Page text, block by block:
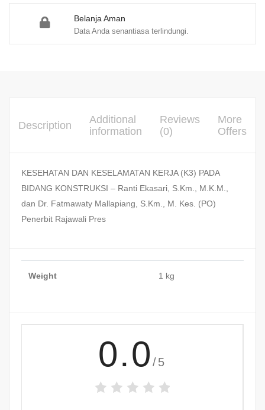
Belanja Aman
Data Anda senantiasa terlindungi.
Description
Additional
information
Reviews
(0)
More
Offers
KESEHATAN DAN KESELAMATAN KERJA (K3) PADA
BIDANG KONSTRUKSI – Ranti Ekasari, S.Km., M.K.M.,
dan Dr. Fatmawaty Mallapiang, S.Km., M. Kes. (PO)
Penerbit Rajawali Pres
Weight 1 kg
0.0 /5